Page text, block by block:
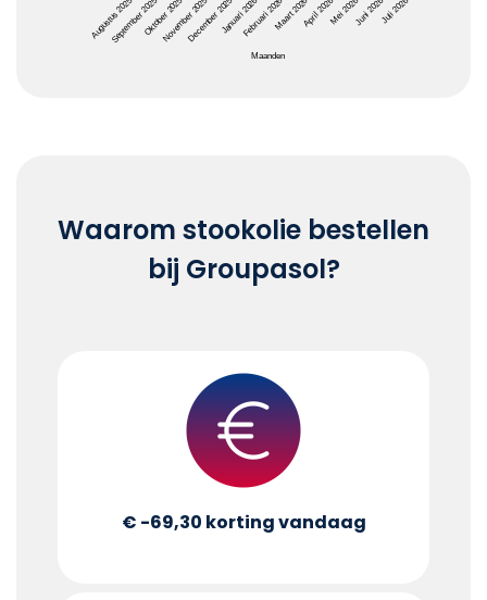
Maanden
Augustus 2025
September 2025Oktober 2025
November 2025December 2025Januari 2026Februari 2026Maart 2026April 2026Mei 2026Juni 2026Juli 2026
Waarom stookolie bestellen
bij Groupasol?
€ -69,30 korting vandaag